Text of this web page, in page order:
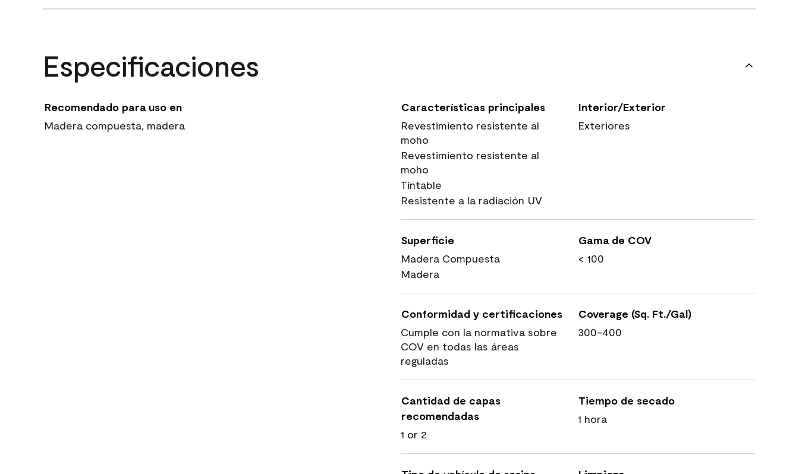
Especificaciones
Recomendado para uso en
Madera compuesta, madera
Características principales
Revestimiento resistente al
moho
Revestimiento resistente al
moho
Tintable
Resistente a la radiación UV
Interior/Exterior
Exteriores
Superficie
Madera Compuesta
Madera
Gama de COV
< 100
Conformidad y certificaciones
Cumple con la normativa sobre
COV en todas las áreas
reguladas
Coverage (Sq. Ft./Gal)
300-400
Cantidad de capas
recomendadas
1 or 2
Tiempo de secado
1 hora